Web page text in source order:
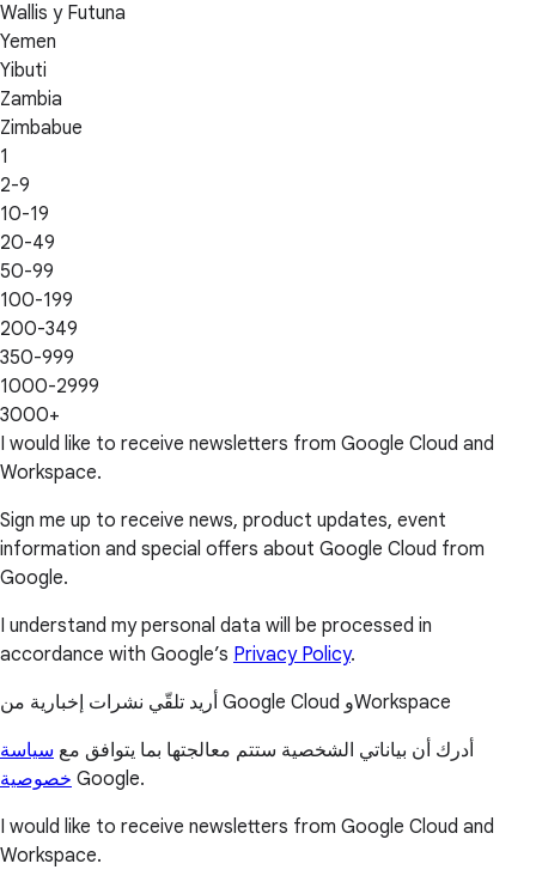
Wallis y Futuna
Yemen
Yibuti
Zambia
Zimbabue
1
2-9
10-19
20-49
50-99
100-199
200-349
350-999
1000-2999
3000+
I would like to receive newsletters from Google Cloud and
Workspace.
Sign me up to receive news, product updates, event
information and special offers about Google Cloud from
Google.
I understand my personal data will be processed in
accordance with Google’s Privacy Policy.
أريد تلقّي نشرات إخبارية من Google Cloud وWorkspace
أدرك أن بياناتي الشخصية ستتم معالجتها بما يتوافق مع سياسة
خصوصية Google.
I would like to receive newsletters from Google Cloud and
Workspace.